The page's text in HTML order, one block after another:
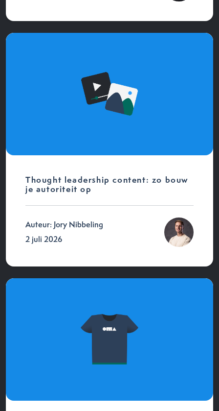
Thought leadership content: zo bouw
je autoriteit op
Auteur: Jory Nibbeling
2 juli 2026